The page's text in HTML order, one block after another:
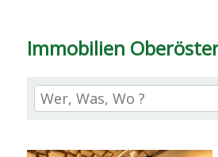
Immobilien